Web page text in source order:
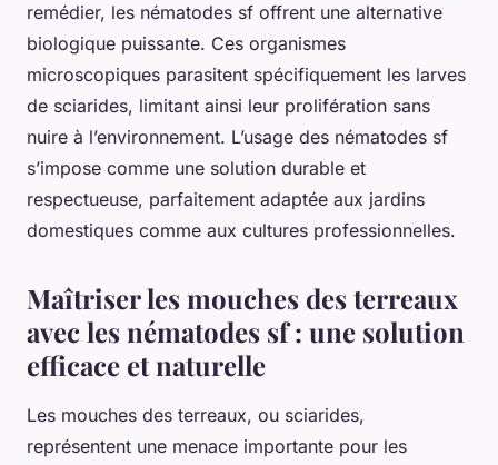
remédier, les nématodes sf offrent une alternative
biologique puissante. Ces organismes
microscopiques parasitent spécifiquement les larves
de sciarides, limitant ainsi leur prolifération sans
nuire à l’environnement. L’usage des nématodes sf
s’impose comme une solution durable et
respectueuse, parfaitement adaptée aux jardins
domestiques comme aux cultures professionnelles.
Maîtriser les mouches des terreaux
avec les nématodes sf : une solution
efficace et naturelle
Les mouches des terreaux, ou sciarides,
représentent une menace importante pour les